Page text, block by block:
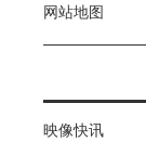
网站地图
映像快讯